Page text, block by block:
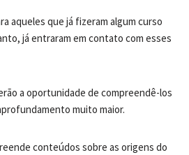
aqueles que já fizeram algum curso
já entraram em contato com esses
a oportunidade de compreendê-los
muito maior.
conteúdos sobre as origens do